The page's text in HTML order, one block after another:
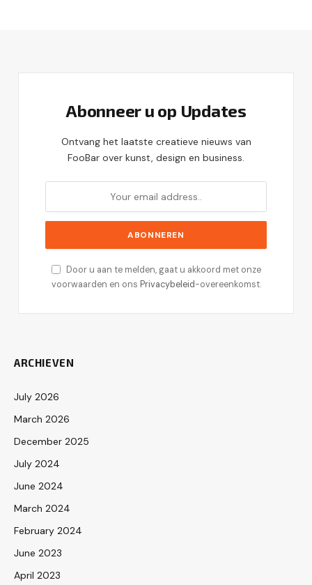
Abonneer u op Updates
Ontvang het laatste creatieve nieuws van
FooBar over kunst, design en business.
Door u aan te melden, gaat u akkoord met onze
voorwaarden en ons Privacybeleid-overeenkomst.
ARCHIEVEN
July 2026
March 2026
December 2025
July 2024
June 2024
March 2024
February 2024
June 2023
April 2023